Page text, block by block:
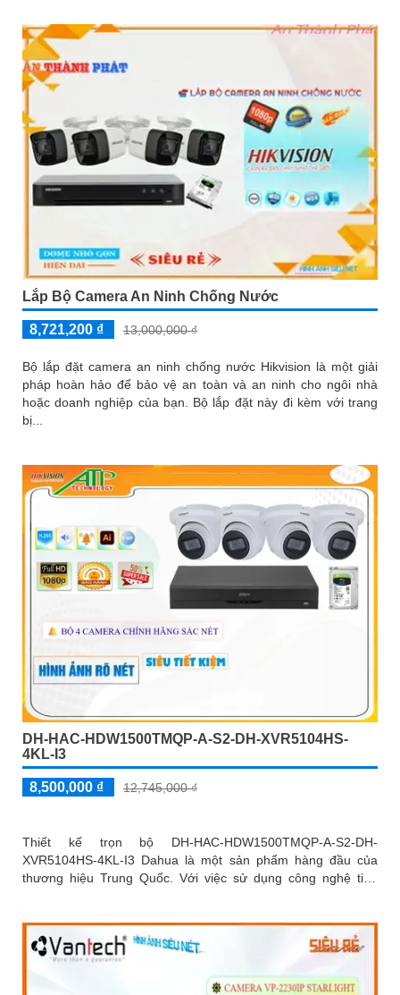
Lắp Bộ Camera An Ninh Chống Nước
8,721,200 ₫ 13,000,000 ₫
Bộ lắp đặt camera an ninh chống nước Hikvision là một giải
pháp hoàn hảo để bảo vệ an toàn và an ninh cho ngôi nhà
hoặc doanh nghiệp của bạn. Bộ lắp đặt này đi kèm với trang
bị...
DH-HAC-HDW1500TMQP-A-S2-DH-XVR5104HS-
4KL-I3
8,500,000 ₫ 12,745,000 ₫
Thiết kế trọn bộ DH-HAC-HDW1500TMQP-A-S2-DH-
XVR5104HS-4KL-I3 Dahua là một sản phẩm hàng đầu của
thương hiệu Trung Quốc. Với việc sử dụng công nghệ tiên